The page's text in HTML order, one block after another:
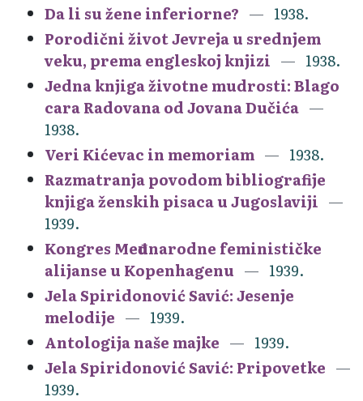
Da li su žene inferiorne?
1938.
Porodični život Jevreja u srednjem
veku, prema engleskoj knjizi
1938.
Jedna knjiga životne mudrosti: Blago
cara Radovana od Jovana Dučića
1938.
Veri Kićevac in memoriam
1938.
Razmatranja povodom bibliografije
knjiga ženskih pisaca u Jugoslaviji
1939.
Kongres Međunarodne feminističke
alijanse u Kopenhagenu
1939.
Jela Spiridonović Savić: Jesenje
melodije
1939.
Antologija naše majke
1939.
Jela Spiridonović Savić: Pripovetke
1939.